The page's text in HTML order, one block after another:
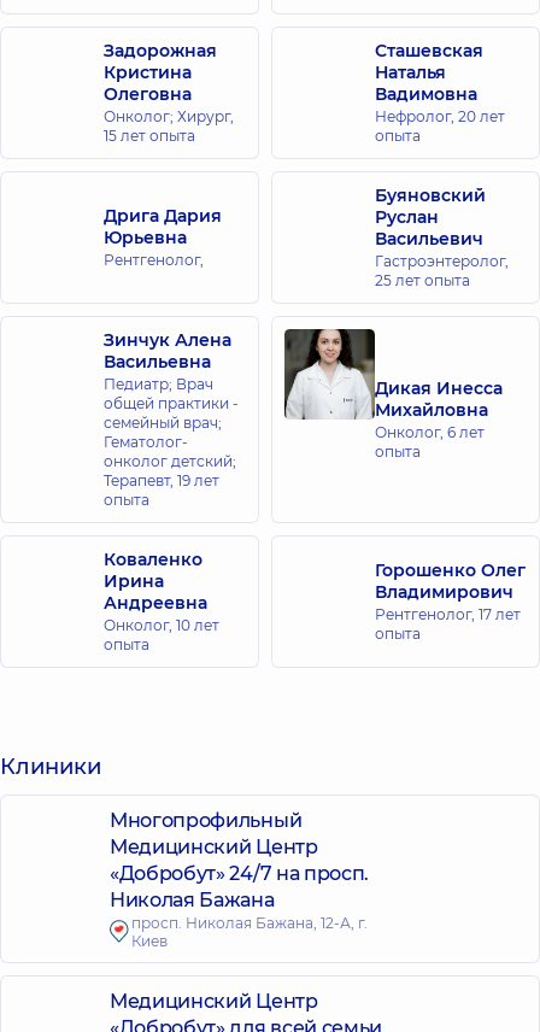
Задорожная
Кристина
Олеговна
Онколог; Хирург,
15 лет опыта
Сташевская
Наталья
Вадимовна
Нефролог, 20 лет
опыта
Дрига Дария
Юрьевна
Рентгенолог,
Буяновский
Руслан
Васильевич
Гастроэнтеролог,
25 лет опыта
Зинчук Алена
Васильевна
Педиатр; Врач
общей практики -
семейный врач;
Гематолог-
онколог детский;
Терапевт, 19 лет
опыта
Дикая Инесса
Михайловна
Онколог, 6 лет
опыта
Коваленко
Ирина
Андреевна
Онколог, 10 лет
опыта
Горошенко Олег
Владимирович
Рентгенолог, 17 лет
опыта
Клиники
Многопрофильный
Медицинский Центр
«Добробут» 24/7 на просп.
Николая Бажана
просп. Николая Бажана, 12-А, г.
Киев
Медицинский Центр